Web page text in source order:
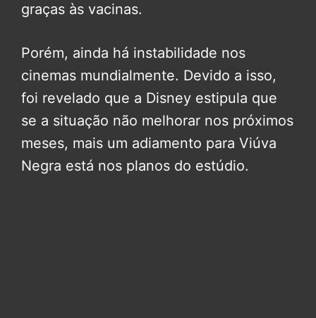
graças às vacinas.
Porém, ainda há instabilidade nos
cinemas mundialmente. Devido a isso,
foi revelado que a Disney estipula que
se a situação não melhorar nos próximos
meses, mais um adiamento para Viúva
Negra está nos planos do estúdio.